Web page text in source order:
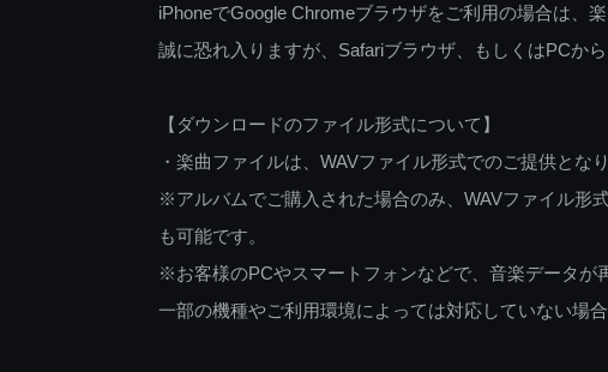
iPhoneでGoogle Chromeブラウザをご利用の場合は、
誠に恐れ入りますが、Safariブラウザ、もしくはPCか
【ダウンロードのファイル形式について】
・楽曲ファイルは、WAVファイル形式でのご提供となり
※アルバムでご購入された場合のみ、WAVファイル形
も可能です。
※お客様のPCやスマートフォンなどで、音楽データが
一部の機種やご利用環境によっては対応していない場合